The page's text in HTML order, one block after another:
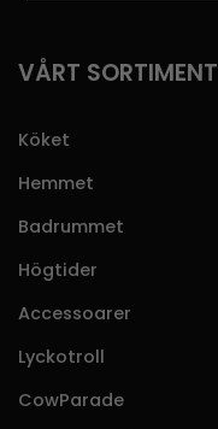
VÅRT SORTIMENT
Köket
Hemmet
Badrummet
Högtider
Accessoarer
Lyckotroll
CowParade